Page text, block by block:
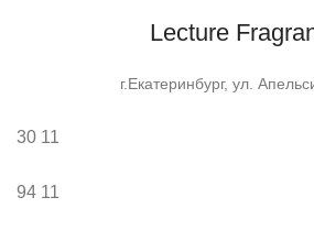
Lecture
г.Екатеринбург, ул.
30 11
94 11